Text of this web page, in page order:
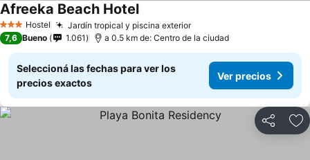
3 EstrellasHostel Jardín tropical y piscina exterior
Afreeka Beach Hotel
7,6 Bueno 1.061 a 0.5 km de: Centro de la ciudad
Seleccioná las fechas para ver los
precios exactos
Ver precios
Compartir